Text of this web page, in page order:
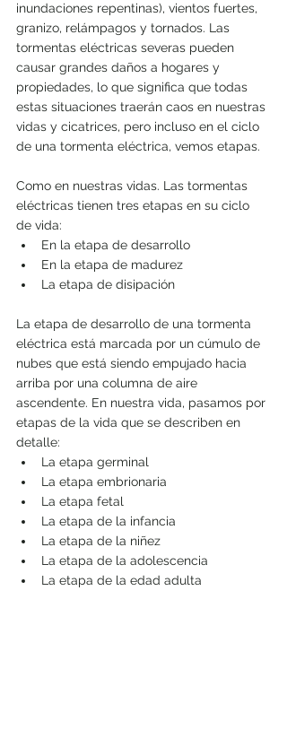
inundaciones repentinas), vientos fuertes,
granizo, relámpagos y tornados. Las
tormentas eléctricas severas pueden
causar grandes daños a hogares y
propiedades, lo que significa que todas
estas situaciones traerán caos en nuestras
vidas y cicatrices, pero incluso en el ciclo
de una tormenta eléctrica, vemos etapas.
Como en nuestras vidas. Las tormentas
eléctricas tienen tres etapas en su ciclo
de vida:
En la etapa de desarrollo
En la etapa de madurez
La etapa de disipación
La etapa de desarrollo de una tormenta
eléctrica está marcada por un cúmulo de
nubes que está siendo empujado hacia
arriba por una columna de aire
ascendente. En nuestra vida, pasamos por
etapas de la vida que se describen en
detalle:
La etapa germinal
La etapa embrionaria
La etapa fetal
La etapa de la infancia
La etapa de la niñez
La etapa de la adolescencia
La etapa de la edad adulta